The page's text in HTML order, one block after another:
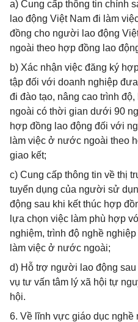
a) Cung cấp thông tin chính
lao động Việt Nam đi làm
đồng cho người lao động
ngoài theo hợp đồng lao
b) Xác nhận việc đăng ký
tập đối với doanh nghiệp
đi đào tạo, nâng cao trình
ngoài có thời gian dưới 90
hợp đồng lao động đối với
làm việc ở nước ngoài theo
giao kết;
c) Cung cấp thông tin về thị
tuyển dụng của người sử
động sau khi kết thúc hợp
lựa chọn việc làm phù hợp
nghiệm, trình độ nghề
làm việc ở nước ngoài;
d) Hỗ trợ người lao động
vụ tư vấn tâm lý xã hội tự
hội.
6. Về lĩnh vực giáo dục nghề